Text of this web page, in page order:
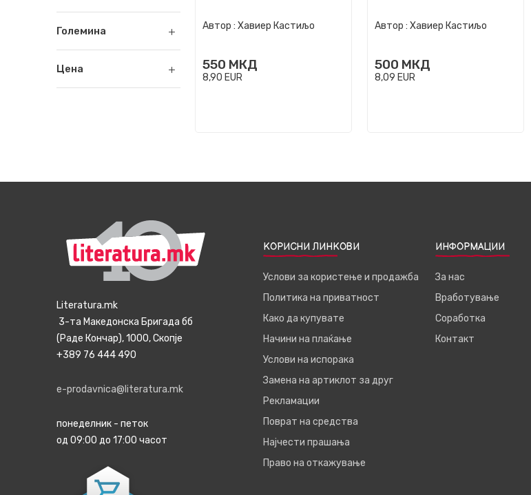
Големина
Цена
Автор : Хавиер Кастиљо
550 МКД
8,90 EUR
Автор : Хавиер Кастиљо
500 МКД
8,09 EUR
Literatura.mk
3-та Македонска Бригада бб
(Раде Кончар), 1000, Скопје
+389 76 444 490
e-prodavnica@literatura.mk
понеделник - петок
од 09:00 до 17:00 часот
КОРИСНИ ЛИНКОВИ
Услови за користење и продажба
Политика на приватност
Како да купувате
Начини на плаќање
Услови на испорака
Замена на артиклот за друг
Рекламации
Поврат на средства
Најчести прашања
Право на откажување
ИНФОРМАЦИИ
За нас
Вработување
Соработка
Контакт